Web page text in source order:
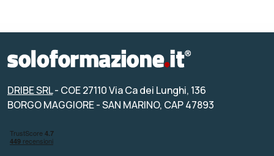
DRIBE SRL- COE 27110 Via Ca dei Lunghi, 136
BORGO MAGGIORE - SAN MARINO, CAP 47893